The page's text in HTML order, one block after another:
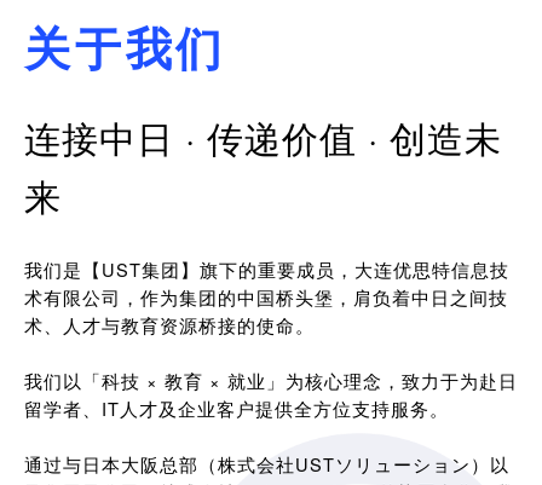
关于我们
连接中日 · 传递价值 · 创造未
来
我们是【UST集团】旗下的重要成员，大连优思特信息技
术有限公司，作为集团的中国桥头堡，肩负着中日之间技
术、人才与教育资源桥接的使命。
我们以「科技 × 教育 × 就业」为核心理念，致力于为赴日
留学者、IT人才及企业客户提供全方位支持服务。
通过与日本大阪总部（株式会社USTソリューション）以